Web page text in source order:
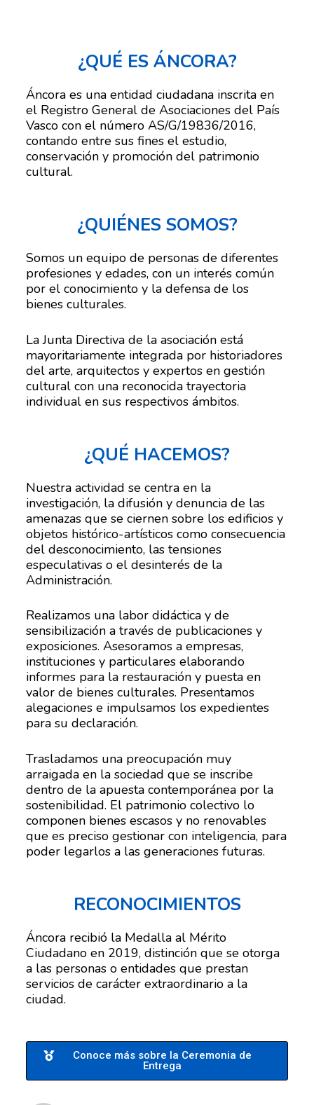
¿QUÉ ES ÁNCORA?
Áncora es una entidad ciudadana inscrita en
el Registro General de Asociaciones del País
Vasco con el número AS/G/19836/2016,
contando entre sus fines el estudio,
conservación y promoción del patrimonio
cultural.
¿QUIÉNES SOMOS?
Somos un equipo de personas de diferentes
profesiones y edades, con un interés común
por el conocimiento y la defensa de los
bienes culturales.
La Junta Directiva de la asociación está
mayoritariamente integrada por historiadores
del arte, arquitectos y expertos en gestión
cultural con una reconocida trayectoria
individual en sus respectivos ámbitos.
¿QUÉ HACEMOS?
Nuestra actividad se centra en la
investigación, la difusión y denuncia de las
amenazas que se ciernen sobre los edificios y
objetos histórico-artísticos como consecuencia
del desconocimiento, las tensiones
especulativas o el desinterés de la
Administración.
Realizamos una labor didáctica y de
sensibilización a través de publicaciones y
exposiciones. Asesoramos a empresas,
instituciones y particulares elaborando
informes para la restauración y puesta en
valor de bienes culturales. Presentamos
alegaciones e impulsamos los expedientes
para su declaración.
Trasladamos una preocupación muy
arraigada en la sociedad que se inscribe
dentro de la apuesta contemporánea por la
sostenibilidad. El patrimonio colectivo lo
componen bienes escasos y no renovables
que es preciso gestionar con inteligencia, para
poder legarlos a las generaciones futuras.
RECONOCIMIENTOS
Áncora recibió la Medalla al Mérito
Ciudadano en 2019, distinción que se otorga
a las personas o entidades que prestan
servicios de carácter extraordinario a la
ciudad.
Conoce más sobre la Ceremonia de
Entrega